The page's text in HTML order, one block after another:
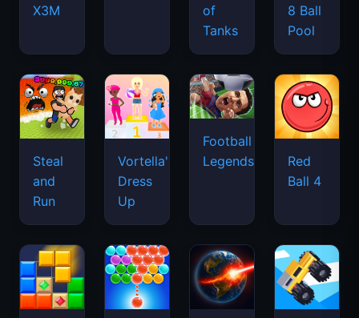
X3M
of
Tanks
8 Ball
Pool
Steal
and
Run
Vortella's
Dress
Up
Football
Legends
Red
Ball 4